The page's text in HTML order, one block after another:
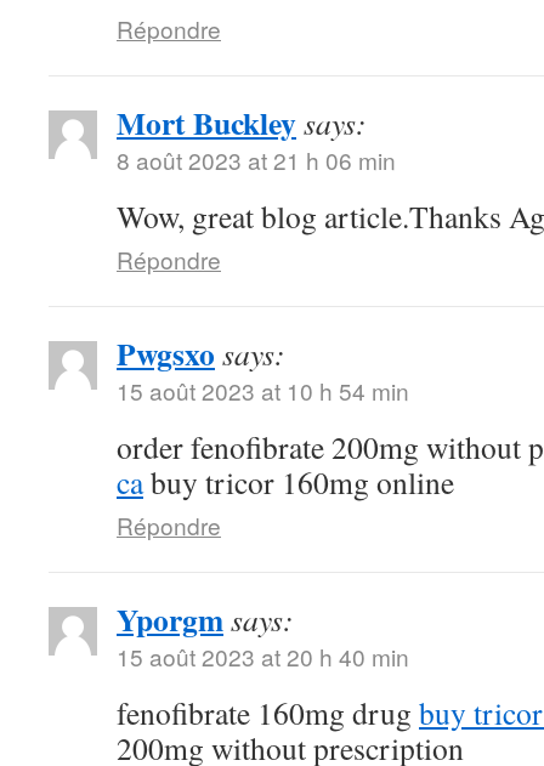
Répondre
Mort Buckleysays:
8 août 2023 at 21 h 06 min
Wow, great blog article.Thanks
Répondre
Pwgsxo says:
15 août 2023 at 10 h 54 min
order fenofibrate 200mg without
cabuy tricor 160mg online
Répondre
Yporgmsays:
15 août 2023 at 20 h 40 min
fenofibrate 160mg drug buy
200mg without prescription